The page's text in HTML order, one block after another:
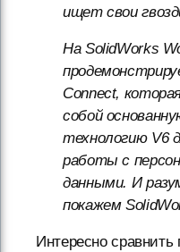
ищет свои
На SolidWorks
Connect,
собой
технологию V6
работы с
данными. И
покажем
Интересно